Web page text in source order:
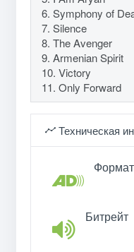
6. Symphony of
7. Silence
8. The Avenger
9. Armenian Spirit
10. Victory
11. Only Forward
Техническая
Формат
Битрейт